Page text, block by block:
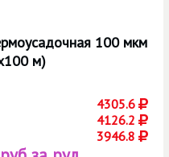
100 мкм
м)
4305.6
4126.2
3946.8